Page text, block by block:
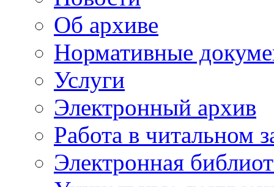
Об архиве
Нормативные
Услуги
Электронный архив
Работа в читальном
Электронная